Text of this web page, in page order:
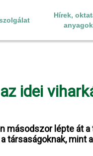
Hírek,
anyagok
idei
másodszor lépte át
társaságoknak, mint